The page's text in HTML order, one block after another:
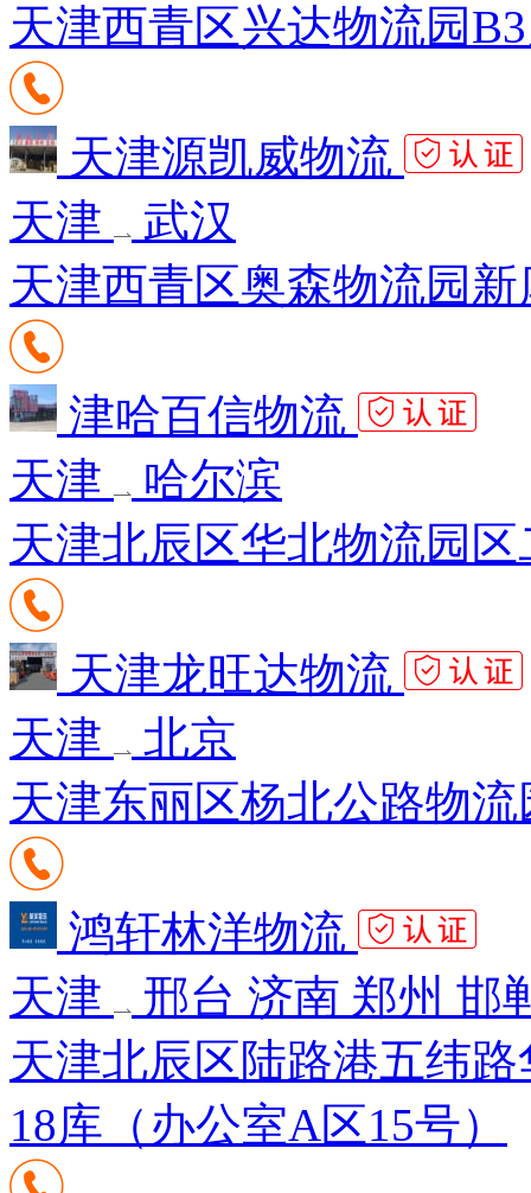
天津西青区兴达物流园
天津源凯威物流
天津
武汉
天津西青区奥森物流园新
津哈百信物流
天津
哈尔滨
天津北辰区华北物流园
天津龙旺达物流
天津
北京
天津东丽区杨北公路物
鸿轩林洋物流
天津
邢台 济南 郑州 邯
天津北辰区陆路港五纬
18库（办公室A区15号）